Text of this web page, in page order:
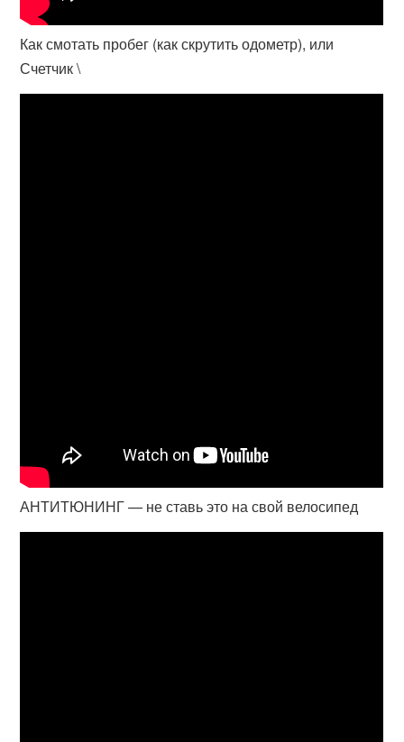
Как смотать пробег (как скрутить одометр), или
Счетчик \
АНТИТЮНИНГ — не ставь это на свой велосипед